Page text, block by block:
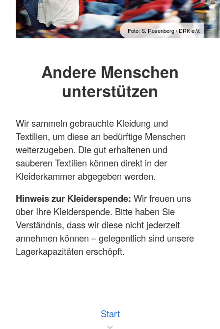
Foto: S. Rosenberg / DRK e.V.
Andere Menschen
unterstützen
Wir sammeln gebrauchte Kleidung und
Textilien, um diese an bedürftige Menschen
weiterzugeben. Die gut erhaltenen und
sauberen Textilien können direkt in der
Kleiderkammer abgegeben werden.
Hinweis zur Kleiderspende: Wir freuen uns
über Ihre Kleiderspende. Bitte haben Sie
Verständnis, dass wir diese nicht jederzeit
annehmen können – gelegentlich sind unsere
Lagerkapazitäten erschöpft.
Start